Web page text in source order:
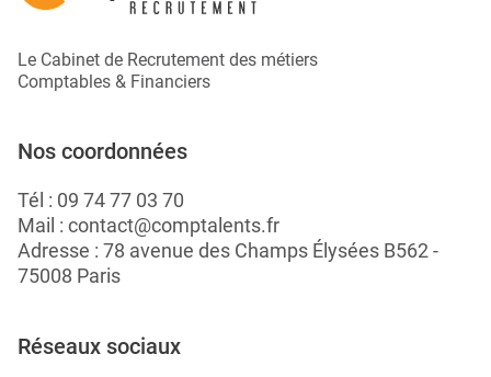
Le Cabinet de Recrutement des métiers
Comptables & Financiers
Nos coordonnées
Tél : 09 74 77 03 70
Mail : contact@comptalents.fr
Adresse : 78 avenue des Champs Élysées B562 -
75008 Paris
Réseaux sociaux